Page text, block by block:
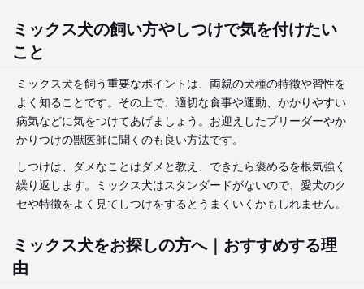
ミックス犬の飼い方やしつけで気を付けたい
こと
ミックス犬を飼う重要なポイントは、両親の犬種の特徴や習性を
よく知ることです。その上で、適切な食事や運動、かかりやすい
病気などに気をつけてあげましょう。お迎えしたブリーダーやか
かりつけの獣医師に聞くのも良い方法です。
しつけは、ダメなことはダメと教え、できたら褒めるを根気強く
繰り返します。ミックス犬はスタンダードがないので、愛犬のク
セや特徴をよく見てしつけをするとうまくいくかもしれません。
ミックス犬をお探しの方へ｜おすすめする理
由